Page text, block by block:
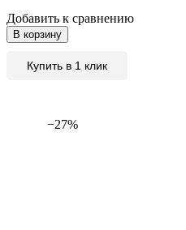
Добавить к сравнению
В корзину
Купить в 1 клик
−27%